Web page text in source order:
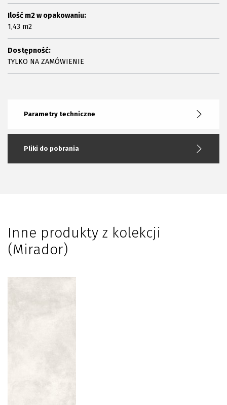
Ilość m2 w opakowaniu:
1,43 m2
Dostępność:
TYLKO NA ZAMÓWIENIE
Parametry techniczne
Pliki do pobrania
Inne produkty z kolekcji
(Mirador)